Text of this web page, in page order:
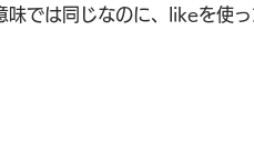
味では同じなのに、likeを使